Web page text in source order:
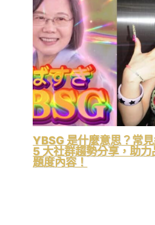
YBSG 是什麼意思？常
5 大社群趨勢分享，助
題度內容！